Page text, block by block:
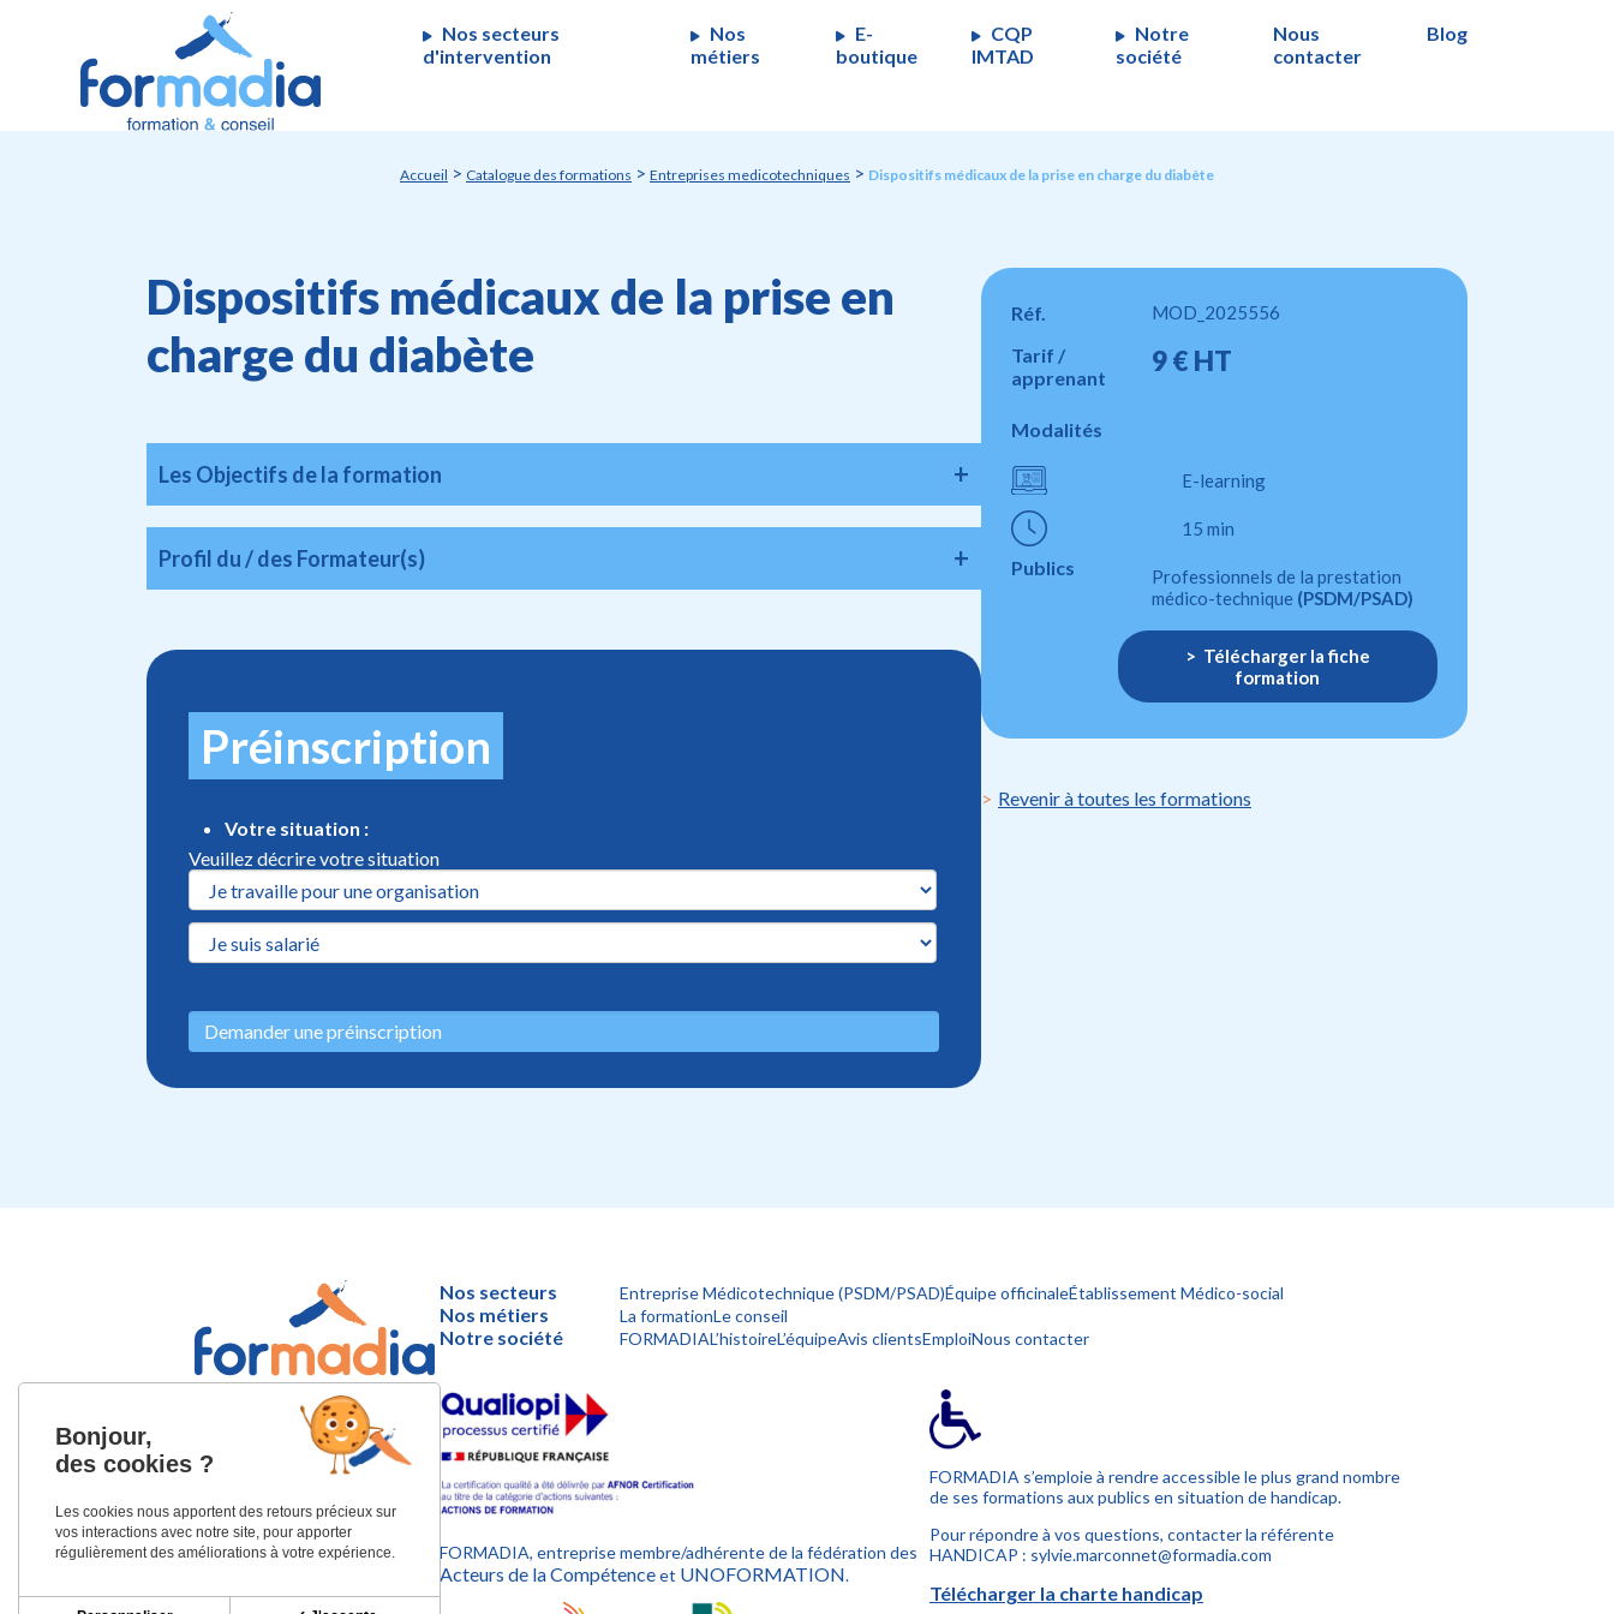
Nos secteurs
d'intervention
Nos
métiers
E-
boutique
CQP
IMTAD
Notre
société
Nous
contacter
Blog
Accueil > Catalogue des formations > Entreprises medicotechniques > Dispositifs médicaux de la prise en charge du diabète
Dispositifs médicaux de la prise en
charge du diabète
Les Objectifs de la formation
Profil du / des Formateur(s)
Préinscription
Votre situation :
Veuillez décrire votre situation
Demander une préinscription
Réf. MOD_2025556
Tarif /
apprenant
9 € HT
Modalités
E-learning
15 min
Publics
Professionnels de la prestation
médico-technique (PSDM/PSAD)
Télécharger la fiche
formation
Revenir à toutes les formations
44 place Nicolas Bachelier
31000 TOULOUSE
Email :
contact@formadia.com
Mentions légales
Nos secteurs Entreprise Médicotechnique (PSDM/PSAD)Équipe officinaleÉtablissement Médico-social
Nos métiers La formationLe conseil
Notre société FORMADIAL’histoireL’équipeAvis clientsEmploiNous contacter
FORMADIA, entreprise membre/adhérente de la fédération des
Acteurs de la Compétenceet UNOFORMATION.
FORMADIA s’emploie à rendre accessible le plus grand nombre
de ses formations aux publics en situation de handicap.
Pour répondre à vos questions, contacter la référente
HANDICAP : sylvie.marconnet@formadia.com
Télécharger la charte handicap
Panneau de gestion des cookies
Bonjour,
des cookies ?
Les cookies nous apportent des retours précieux sur
vos interactions avec notre site, pour apporter
régulièrement des améliorations à votre expérience.